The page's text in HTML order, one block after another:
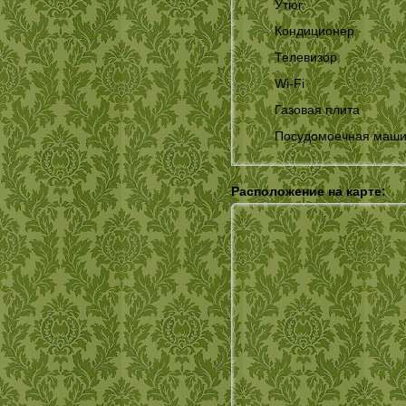
Утюг
Кондиционер
Телевизор
Wi-Fi
Газовая плита
Посудомоечная
Расположение на карте: